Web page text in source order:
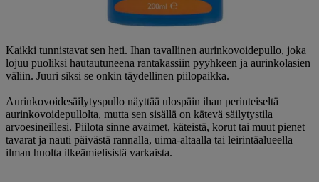
Kaikki tunnistavat sen heti. Ihan tavallinen aurinkovoidepullo, joka
lojuu puoliksi hautautuneena rantakassiin pyyhkeen ja aurinkolasien
väliin. Juuri siksi se onkin täydellinen piilopaikka.
Aurinkovoidesäilytyspullo näyttää ulospäin ihan perinteiseltä
aurinkovoidepullolta, mutta sen sisällä on kätevä säilytystila
arvoesineillesi. Piilota sinne avaimet, käteistä, korut tai muut pienet
tavarat ja nauti päivästä rannalla, uima-altaalla tai leirintäalueella
ilman huolta ilkeämielisistä varkaista.